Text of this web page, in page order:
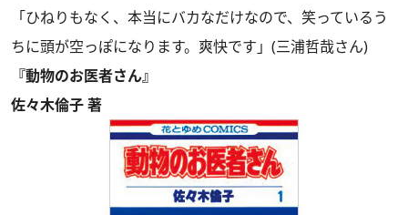
「ひねりもなく、本当にバカなだけなので、笑っているう
ちに頭が空っぽになります。爽快です」(三浦哲哉さん)
『動物のお医者さん』
佐々木倫子 著